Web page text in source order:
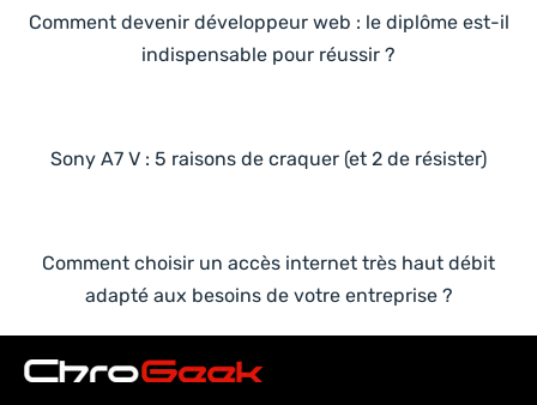
Comment devenir développeur web : le diplôme est-il
indispensable pour réussir ?
Sony A7 V : 5 raisons de craquer (et 2 de résister)
Comment choisir un accès internet très haut débit
adapté aux besoins de votre entreprise ?